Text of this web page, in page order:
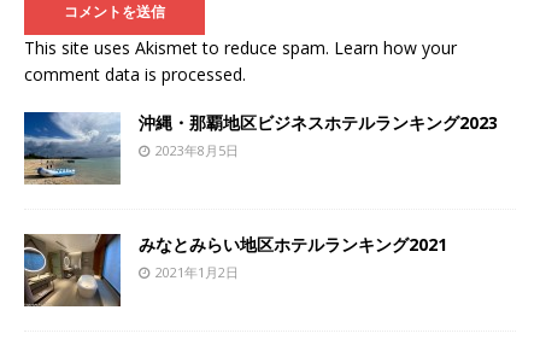
This site uses Akismet to reduce spam. Learn how your
comment data is processed.
沖縄・那覇地区ビジネスホテルランキング2023
2023年8月5日
みなとみらい地区ホテルランキング2021
2021年1月2日